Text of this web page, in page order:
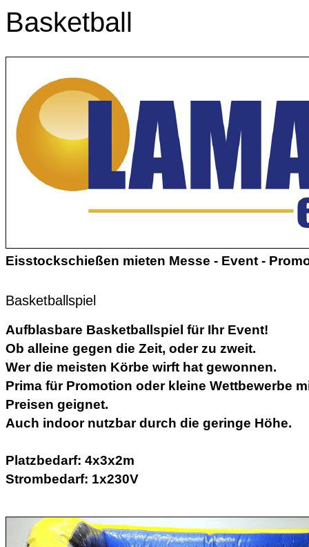
Basketball
Eisstockschießen mieten Messe - Event -
Basketballspiel
Aufblasbare Basketballspiel für Ihr Event!
Ob alleine gegen die Zeit, oder zu zweit.
Wer die meisten Körbe wirft hat gewonnen.
Prima für Promotion oder kleine Wettbewerbe
Preisen geignet.
Auch indoor nutzbar durch die geringe Höhe.
Platzbedarf: 4x3x2m
Strombedarf: 1x230V